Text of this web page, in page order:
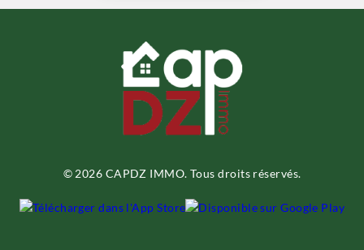
© 2026 CAPDZ IMMO. Tous droits réservés.